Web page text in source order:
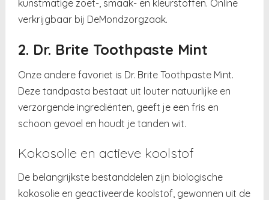
kunstmatige zoet-, smaak- en kleurstoffen. Online
verkrijgbaar bij DeMondzorgzaak.
2. Dr. Brite Toothpaste Mint
Onze andere favoriet is Dr. Brite Toothpaste Mint.
Deze tandpasta bestaat uit louter natuurlijke en
verzorgende ingrediënten, geeft je een fris en
schoon gevoel en houdt je tanden wit.
Kokosolie en actieve koolstof
De belangrijkste bestanddelen zijn biologische
kokosolie en geactiveerde koolstof, gewonnen uit de